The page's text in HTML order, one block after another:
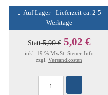
Auf Lager - Lieferzeit ca. 2-5
Werktage
Statt5,90 € 5,02 €
inkl. 19 % MwSt. Steuer-Info
zzgl. Versandkosten